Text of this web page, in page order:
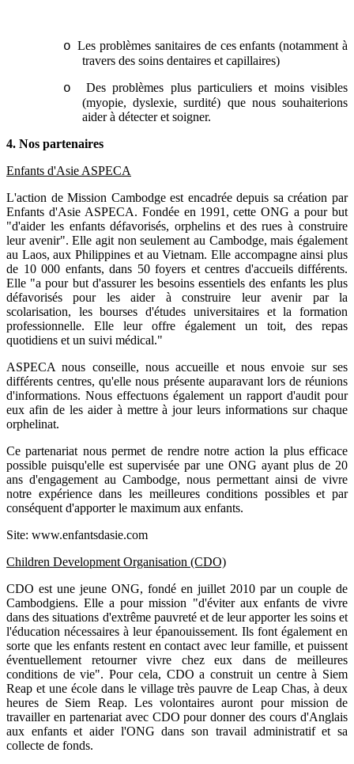
o Les problèmes sanitaires de ces enfants (notamment à
travers des soins dentaires et capillaires)
o
Des problèmes plus particuliers et moins visibles
(myopie, dyslexie, surdité) que nous souhaiterions
aider à détecter et soigner.
4. Nos partenaires
Enfants d'Asie ASPECA
L'action de Mission Cambodge est encadrée depuis sa création par
Enfants d'Asie ASPECA. Fondée en 1991, cette ONG a pour but
"d'aider les enfants défavorisés, orphelins et des rues à construire
leur avenir". Elle agit non seulement au Cambodge, mais également
au Laos, aux Philippines et au Vietnam. Elle accompagne ainsi plus
de 10 000 enfants, dans 50 foyers et centres d'accueils différents.
Elle "a pour but d'assurer les besoins essentiels des enfants les plus
défavorisés pour les aider à construire leur avenir par la
scolarisation, les bourses d'études universitaires et la formation
professionnelle. Elle leur offre également un toit, des repas
quotidiens et un suivi médical."
ASPECA nous conseille, nous accueille et nous envoie sur ses
différents centres, qu'elle nous présente auparavant lors de réunions
d'informations. Nous effectuons également un rapport d'audit pour
eux afin de les aider à mettre à jour leurs informations sur chaque
orphelinat.
Ce partenariat nous permet de rendre notre action la plus efficace
possible puisqu'elle est supervisée par une ONG ayant plus de 20
ans d'engagement au Cambodge, nous permettant ainsi de vivre
notre expérience dans les meilleures conditions possibles et par
conséquent d'apporter le maximum aux enfants.
Site: www.enfantsdasie.com
Children Development Organisation (CDO)
CDO est une jeune ONG, fondé en juillet 2010 par un couple de
Cambodgiens. Elle a pour mission "d'éviter aux enfants de vivre
dans des situations d'extrême pauvreté et de leur apporter les soins et
l'éducation nécessaires à leur épanouissement. Ils font également en
sorte que les enfants restent en contact avec leur famille, et puissent
éventuellement retourner vivre chez eux dans de meilleures
conditions de vie". Pour cela, CDO a construit un centre à Siem
Reap et une école dans le village très pauvre de Leap Chas, à deux
heures de Siem Reap. Les volontaires auront pour mission de
travailler en partenariat avec CDO pour donner des cours d'Anglais
aux enfants et aider l'ONG dans son travail administratif et sa
collecte de fonds.